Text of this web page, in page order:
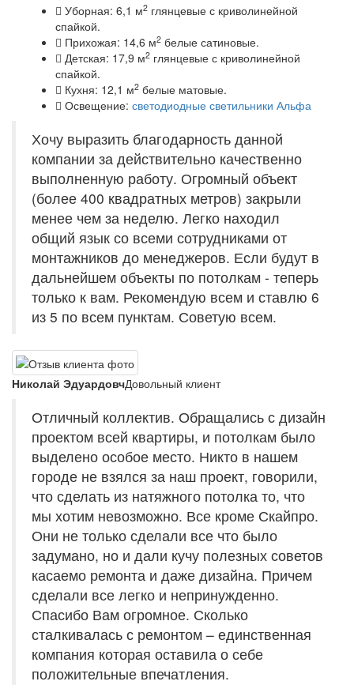
Уборная: 6,1 м2 глянцевые с криволинейной
спайкой.
Прихожая: 14,6 м2 белые сатиновые.
Детская: 17,9 м2 глянцевые с криволинейной
спайкой.
Кухня: 12,1 м2 белые матовые.
Освещение: светодиодные светильники Альфа
Хочу выразить благодарность данной
компании за действительно качественно
выполненную работу. Огромный объект
(более 400 квадратных метров) закрыли
менее чем за неделю. Легко находил
общий язык со всеми сотрудниками от
монтажников до менеджеров. Если будут в
дальнейшем объекты по потолкам - теперь
только к вам. Рекомендую всем и ставлю 6
из 5 по всем пунктам. Советую всем.
Николай ЭдуардовчДовольный клиент
Отличный коллектив. Обращались с дизайн
проектом всей квартиры, и потолкам было
выделено особое место. Никто в нашем
городе не взялся за наш проект, говорили,
что сделать из натяжного потолка то, что
мы хотим невозможно. Все кроме Скайпро.
Они не только сделали все что было
задумано, но и дали кучу полезных советов
касаемо ремонта и даже дизайна. Причем
сделали все легко и непринужденно.
Спасибо Вам огромное. Сколько
сталкивалась с ремонтом – единственная
компания которая оставила о себе
положительные впечатления.